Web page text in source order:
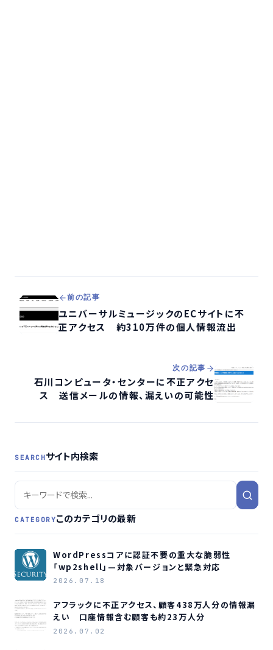
前の記事
ユニバーサルミュージックのECサイトに不
正アクセス 約310万件の個人情報流出
次の記事
石川コンピュータ・センターに不正アクセ
ス 送信メールの情報、漏えいの可能性
SEARCHサイト内検索
CATEGORYこのカテゴリの最新
WordPressコアに認証不要の重大な脆弱性
「wp2shell」—対象バージョンと緊急対応
2026.07.18
アフラックに不正アクセス、顧客438万人分の情報漏
えい 口座情報含む顧客も約23万人分
2026.07.02